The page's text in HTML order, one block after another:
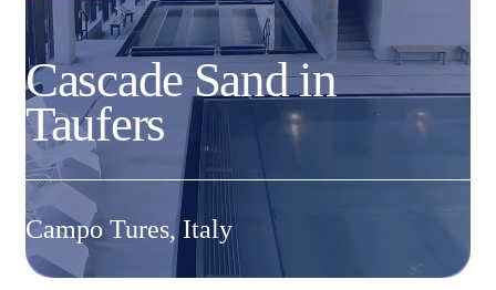
Cascade Sand in
Taufers
Campo Tures, Italy